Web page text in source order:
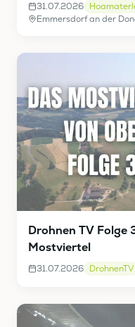
31.07.2026
Emmersdorf an der
Drohnen TV Folge
Mostviertel
31.07.2026 DrohnenTV